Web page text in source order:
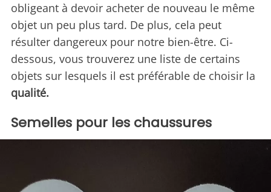
obligeant à devoir acheter de nouveau le même
objet un peu plus tard. De plus, cela peut
résulter dangereux pour notre bien-être. Ci-
dessous, vous trouverez une liste de certains
objets sur lesquels il est préférable de choisir la
qualité.
Semelles pour les chaussures